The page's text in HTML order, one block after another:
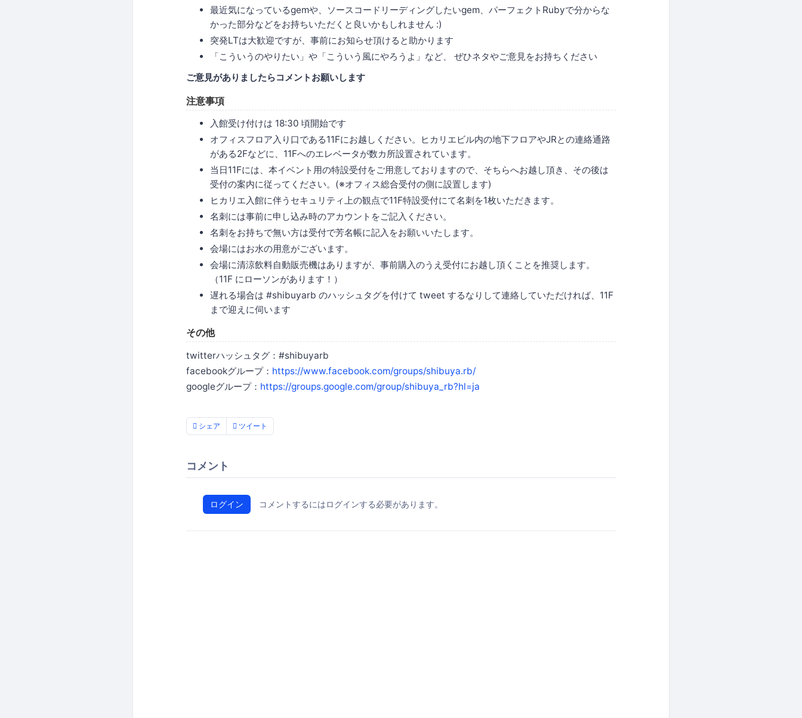
最近気になっているgemや、ソースコードリーディングしたいgem、パーフェクトRubyで分からな
かった部分などをお持ちいただくと良いかもしれません :)
突発LTは大歓迎ですが、事前にお知らせ頂けると助かります
「こういうのやりたい」や「こういう風にやろうよ」など、 ぜひネタやご意見をお持ちください
ご意見がありましたらコメントお願いします
注意事項
入館受け付けは 18:30 頃開始です
オフィスフロア入り口である11Fにお越しください。ヒカリエビル内の地下フロアやJRとの連絡通路
がある2Fなどに、11Fへのエレベータが数カ所設置されています。
当日11Fには、本イベント用の特設受付をご用意しておりますので、そちらへお越し頂き、その後は
受付の案内に従ってください。(※オフィス総合受付の側に設置します)
ヒカリエ入館に伴うセキュリティ上の観点で11F特設受付にて名刺を1枚いただきます。
名刺には事前に申し込み時のアカウントをご記入ください。
名刺をお持ちで無い方は受付で芳名帳に記入をお願いいたします。
会場にはお水の用意がございます。
会場に清涼飲料自動販売機はありますが、事前購入のうえ受付にお越し頂くことを推奨します。
（11F にローソンがあります！）
遅れる場合は #shibuyarb のハッシュタグを付けて tweet するなりして連絡していただければ、11F
まで迎えに伺います
その他
twitterハッシュタグ：#shibuyarb
facebookグループ： https://www.facebook.com/groups/shibuya.rb/
googleグループ： https://groups.google.com/group/shibuya_rb?hl=ja
シェア ツイート
コメント
ログイン コメントするにはログインする必要があります。